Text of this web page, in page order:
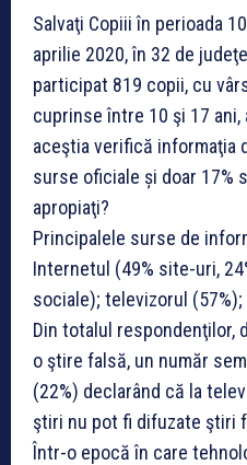
Salvaţi Copiii în perioada
aprilie 2020, în 32 de
participat 819 copii, cu
cuprinse între 10 şi 17
aceştia verifică informaţia
surse oficiale și doar 17%
apropiaţi?
Principalele surse de
Internetul (49% site-uri,
sociale); televizorul
Din totalul respondenţilor,
o ştire falsă, un număr
(22%) declarând că la
ştiri nu pot fi difuzate ştiri
Într-o epocă în care